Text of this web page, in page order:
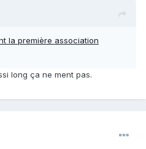
la première association
long ça ne ment pas.